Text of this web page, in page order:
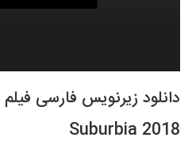
Suburbia 2018